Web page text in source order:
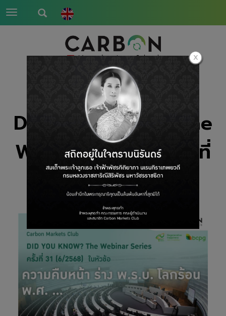
Toggle
navigation
DID YOU KNOW? The
Webinar Series ครั้งที่
31 6/2025